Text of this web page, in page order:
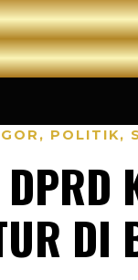
, POLITIK,
DI